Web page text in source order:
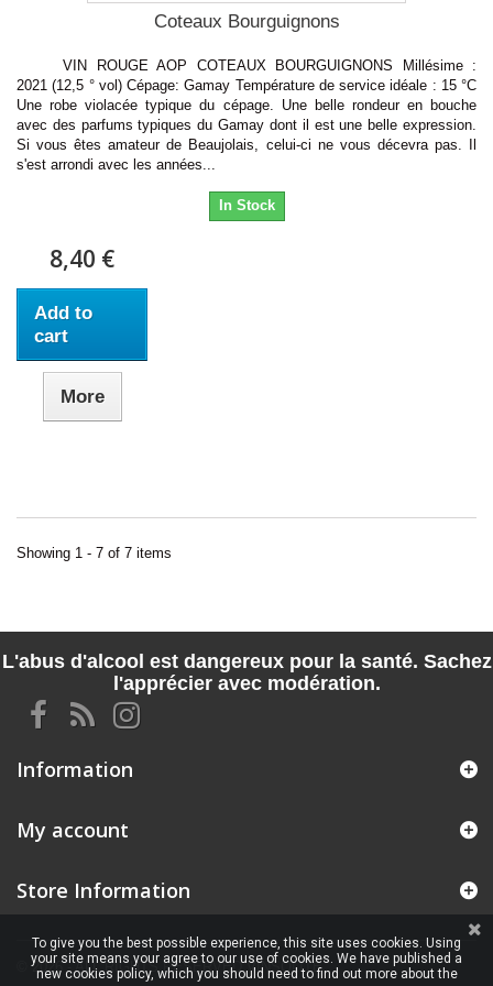
Coteaux Bourguignons
VIN ROUGE AOP COTEAUX BOURGUIGNONS Millésime :
2021 (12,5 ° vol) Cépage: Gamay Température de service idéale : 15 °C
Une robe violacée typique du cépage. Une belle rondeur en bouche
avec des parfums typiques du Gamay dont il est une belle expression.
Si vous êtes amateur de Beaujolais, celui-ci ne vous décevra pas. Il
s'est arrondi avec les années...
In Stock
8,40 €
Add to
cart
More
Showing 1 - 7 of 7 items
L'abus d'alcool est dangereux pour la santé. Sachez
l'apprécier avec modération.
Information
© 2026 - ALL RIGHTS RESERVED VINSOLITE
My account
Store Information
To give you the best possible experience, this site uses cookies. Using
your site means your agree to our use of cookies. We have published a
new cookies policy, which you should need to find out more about the